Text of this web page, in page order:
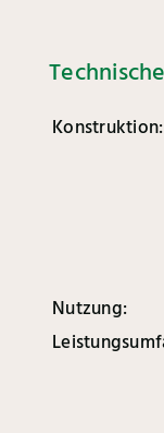
Konstruktion:
Nutzung: